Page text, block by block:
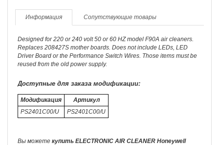
Информация Сопутствующие товары
Designed for 220 or 240 volt 50 or 60 HZ model F90A air cleaners.
Replaces 208427S mother boards. Does not include LEDs, LED
Driver Board or the Performance Switch Wires. Those items must be
reused from the old power supply.
Доступные для заказа модификации:
Модификация
Артикул
PS2401C00/U
PS2401C00/U
Вы можете купить ELECTRONIC AIR CLEANER Honeywell